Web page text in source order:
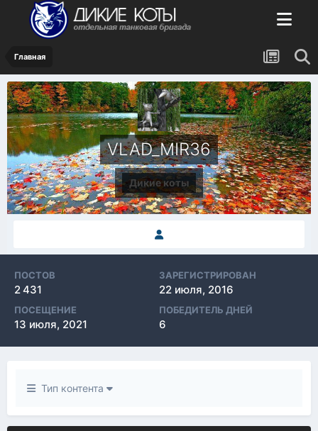
Главная
VLAD_MIR36
Дикие коты
ПОСТОВ
2 431
ЗАРЕГИСТРИРОВАН
22 июля, 2016
ПОСЕЩЕНИЕ
13 июля, 2021
ПОБЕДИТЕЛЬ ДНЕЙ
6
Тип контента